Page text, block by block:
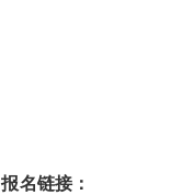
报名链接：